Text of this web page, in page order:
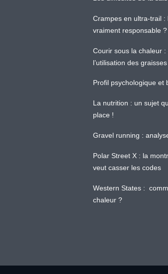
Crampes en ultra-trail
vraiment responsable ?
Courir sous la chaleur
l’utilisation des
Profil psychologique et
La nutrition : un sujet
place !
Gravel running :
Polar Street X : la
veut casser les codes
Western States :
chaleur ?